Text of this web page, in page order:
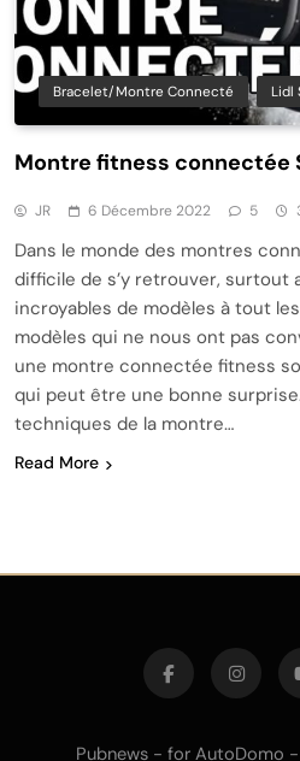
Bracelet/montre Connecté Lidl
Montre fitness connectée
JR 6 Décembre 2022 5
Dans le monde des montres
difficile de s’y retrouver, surtout
incroyables de modèles à tout
modèles qui ne nous ont pas
une montre connectée fitness
qui peut être une bonne
techniques de la montre…
Read More
Pubnews - for AutoDomo